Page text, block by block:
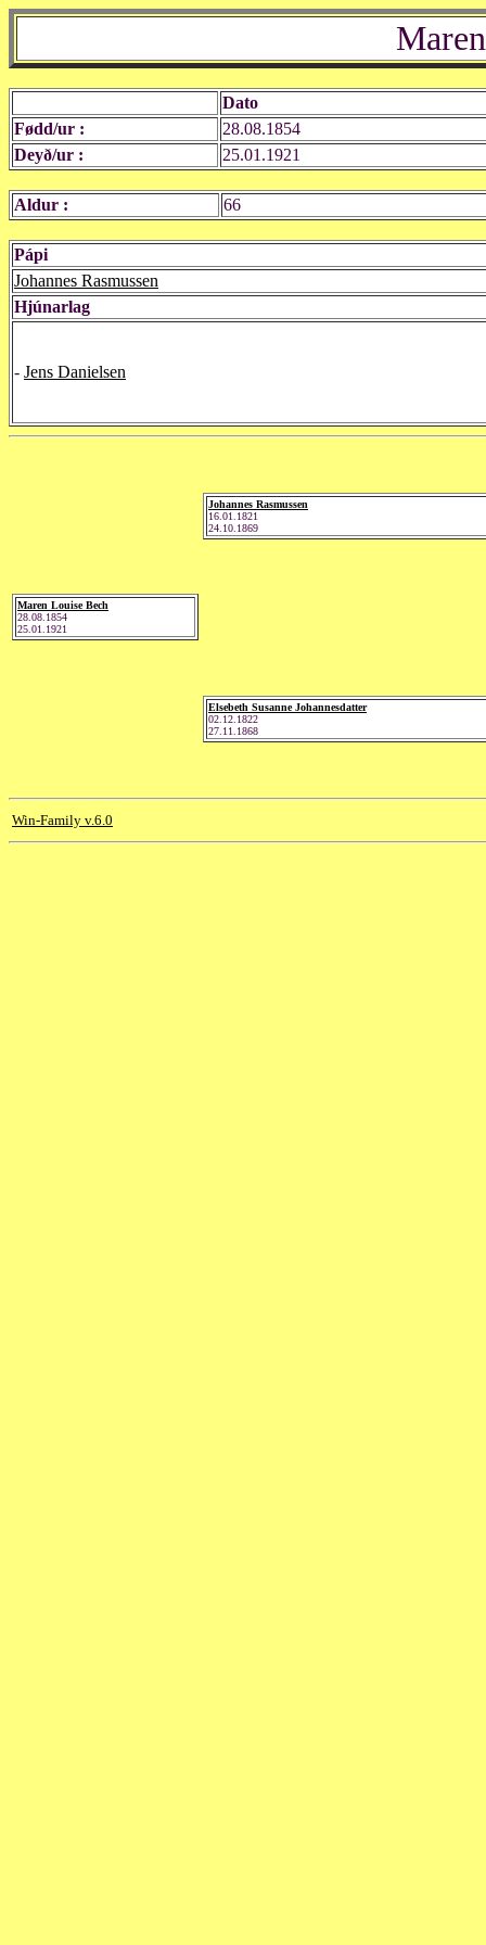
Dato
Fødd/ur :
28.08.1854
Deyð/ur :
25.01.1921
Aldur : 66
Pápi
Johannes Rasmussen
Hjúnarlag
- Jens Danielsen
Maren Louise Bech
28.08.1854
25.01.1921
Johannes Rasmussen
16.01.1821
24.10.1869
Elsebeth Susanne Johannesdatter
02.12.1822
27.11.1868
Win-Family v.6.0